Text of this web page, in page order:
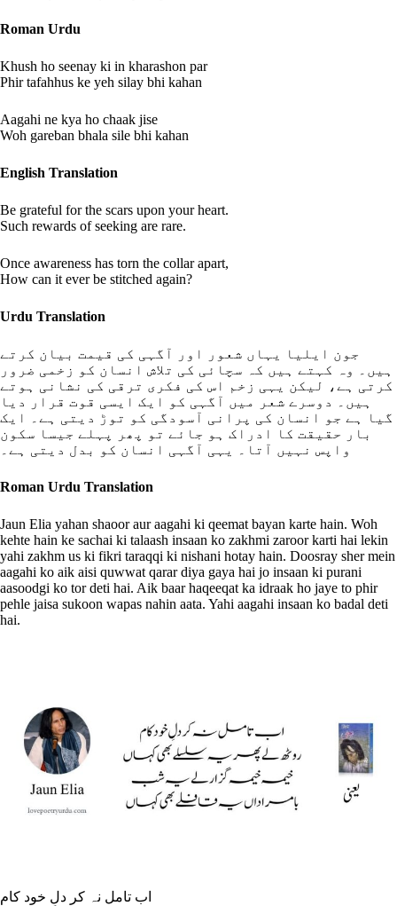
Roman Urdu
Khush ho seenay ki in kharashon par
Phir tafahhus ke yeh silay bhi kahan
Aagahi ne kya ho chaak jise
Woh gareban bhala sile bhi kahan
English Translation
Be grateful for the scars upon your heart.
Such rewards of seeking are rare.
Once awareness has torn the collar apart,
How can it ever be stitched again?
Urdu Translation
جون ایلیا یہاں شعور اور آگہی کی قیمت بیان کرتے
ہیں۔ وہ کہتے ہیں کہ سچائی کی تلاش انسان کو زخمی ضرور
کرتی ہے، لیکن یہی زخم اس کی فکری ترقی کی نشانی ہوتے
ہیں۔ دوسرے شعر میں آگہی کو ایک ایسی قوت قرار دیا
گیا ہے جو انسان کی پرانی آسودگی کو توڑ دیتی ہے۔ ایک
بار حقیقت کا ادراک ہو جائے تو پھر پہلے جیسا سکون
واپس نہیں آتا۔ یہی آگہی انسان کو بدل دیتی ہے۔
Roman Urdu Translation
Jaun Elia yahan shaoor aur aagahi ki qeemat bayan karte hain. Woh
kehte hain ke sachai ki talaash insaan ko zakhmi zaroor karti hai lekin
yahi zakhm us ki fikri taraqqi ki nishani hotay hain. Doosray sher mein
aagahi ko aik aisi quwwat qarar diya gaya hai jo insaan ki purani
aasoodgi ko tor deti hai. Aik baar haqeeqat ka idraak ho jaye to phir
pehle jaisa sukoon wapas nahin aata. Yahi aagahi insaan ko badal deti
hai.
اب تامل نہ کر دلِ خود کام